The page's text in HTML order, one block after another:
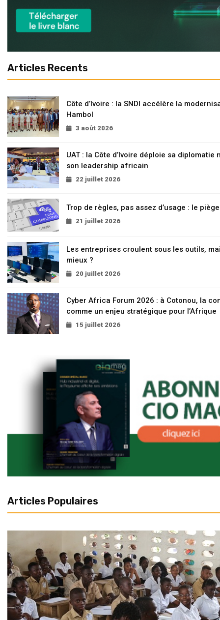
Articles Recents
Côte d’Ivoire : la SNDI accélère la
Hambol
3 août 2026
UAT : la Côte d’Ivoire déploie sa
son leadership africain
22 juillet 2026
Trop de règles, pas assez d’usage : le
21 juillet 2026
Les entreprises croulent sous les outils,
mieux ?
20 juillet 2026
Cyber Africa Forum 2026 : à Cotonou, la
comme un enjeu stratégique pour l’Afrique
15 juillet 2026
Articles Populaires